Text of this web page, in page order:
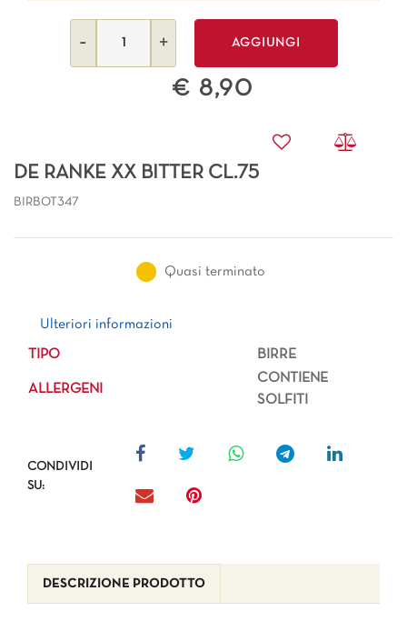
AGGIUNGI
€ 8,90
DE RANKE XX BITTER CL.75
BIRBOT347
Quasi terminato
Ulteriori informazioni
Ulteriori informazioni
TIPO BIRRE
ALLERGENI
CONTIENE
SOLFITI
CONDIVIDI
SU:
DESCRIZIONE PRODOTTO